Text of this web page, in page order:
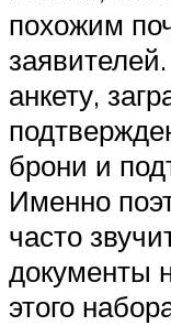
похожим
анкету,
брони и
Именно
часто
документы
этого